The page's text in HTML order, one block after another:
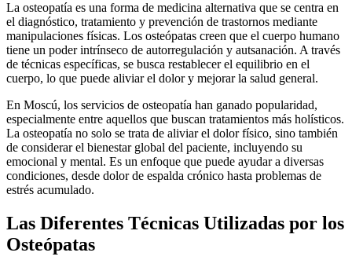
La osteopatía es una forma de medicina alternativa que se centra en
el diagnóstico, tratamiento y prevención de trastornos mediante
manipulaciones físicas. Los osteópatas creen que el cuerpo humano
tiene un poder intrínseco de autorregulación y autsanación. A través
de técnicas específicas, se busca restablecer el equilibrio en el
cuerpo, lo que puede aliviar el dolor y mejorar la salud general.
En Moscú, los servicios de osteopatía han ganado popularidad,
especialmente entre aquellos que buscan tratamientos más holísticos.
La osteopatía no solo se trata de aliviar el dolor físico, sino también
de considerar el bienestar global del paciente, incluyendo su
emocional y mental. Es un enfoque que puede ayudar a diversas
condiciones, desde dolor de espalda crónico hasta problemas de
estrés acumulado.
Las Diferentes Técnicas Utilizadas por los
Osteópatas